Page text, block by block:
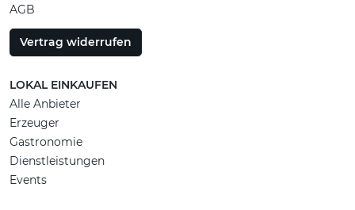
AGB
Vertrag widerrufen
LOKAL EINKAUFEN
Alle Anbieter
Erzeuger
Gastronomie
Dienstleistungen
Events